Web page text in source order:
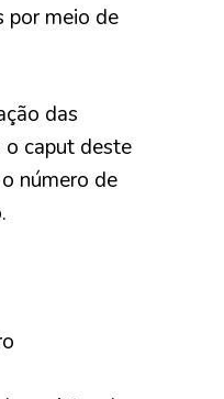
por meio de
das
caput deste
número de